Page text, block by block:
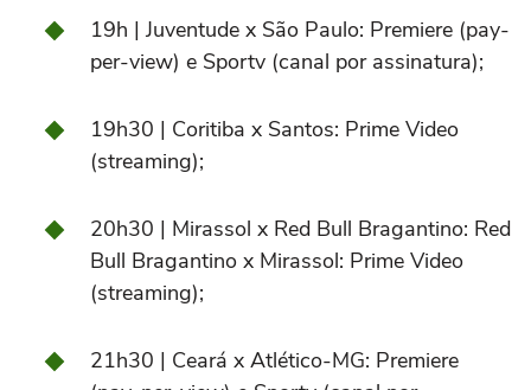
19h | Juventude x São Paulo: Premiere (pay-
per-view) e Sportv (canal por assinatura);
19h30 | Coritiba x Santos: Prime Video
(streaming);
20h30 | Mirassol x Red Bull Bragantino: Red
Bull Bragantino x Mirassol: Prime Video
(streaming);
21h30 | Ceará x Atlético-MG: Premiere